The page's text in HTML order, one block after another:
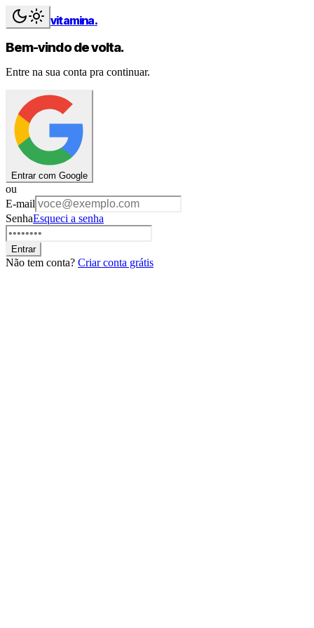
vitamina.
Bem-vindo de volta.
Entre na sua conta pra continuar.
Entrar com Google
ou
E-mail
SenhaEsqueci a senha
Entrar
Não tem conta? Criar conta grátis